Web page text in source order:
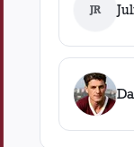
JR